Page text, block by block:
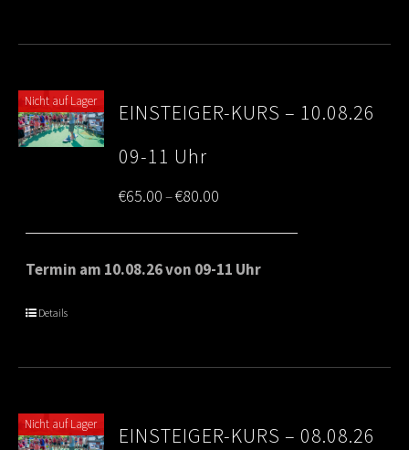
Nicht auf Lager
EINSTEIGER-KURS – 10.08.26
09-11 Uhr
€65.00–€80.00
range:
€65.00
Termin am 10.08.26 von 09-11 Uhr
Details
Nicht auf Lager
EINSTEIGER-KURS – 08.08.26